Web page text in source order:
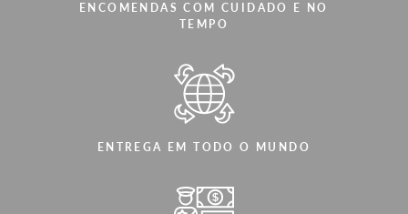
ENCOMENDAS COM CUIDADO E NO
TEMPO
ENTREGA EM TODO O MUNDO